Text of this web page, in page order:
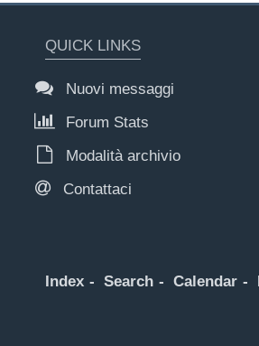
QUICK LINKS
Nuovi messaggi
Forum Stats
Modalità archivio
Contattaci
Index Search Calendar